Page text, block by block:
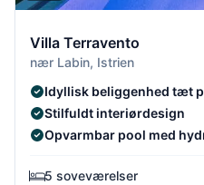
Villa Terravento
nær Labin, Istrien
Idyllisk beliggenhed tæt
Stilfuldt interiørdesign
Opvarmbar pool med
5 soveværelser